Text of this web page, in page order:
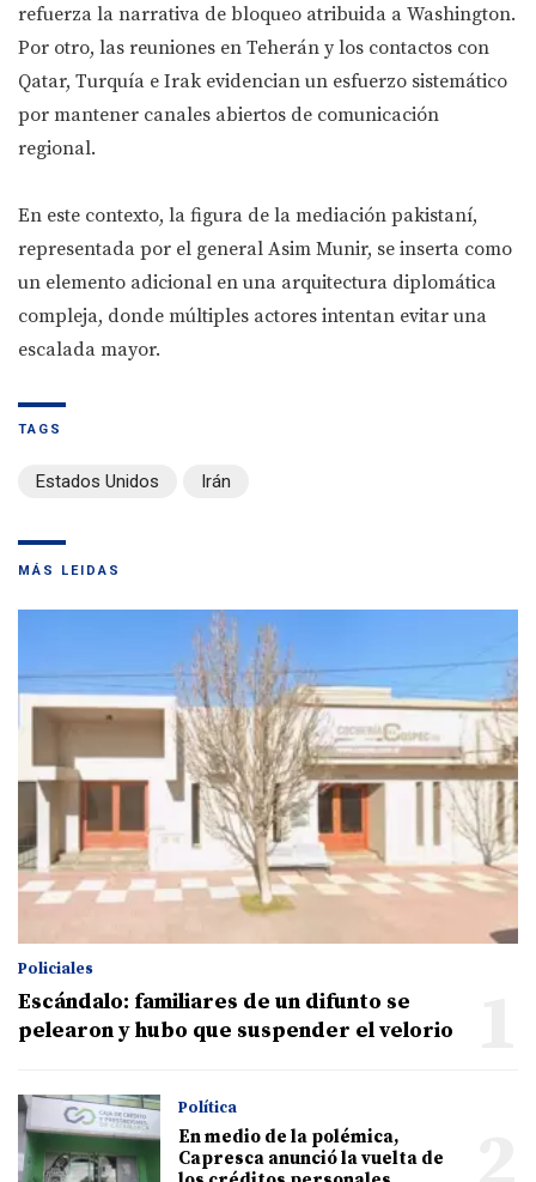
refuerza la narrativa de bloqueo atribuida a Washington.
Por otro, las reuniones en Teherán y los contactos con
Qatar, Turquía e Irak evidencian un esfuerzo sistemático
por mantener canales abiertos de comunicación
regional.
En este contexto, la figura de la mediación pakistaní,
representada por el general Asim Munir, se inserta como
un elemento adicional en una arquitectura diplomática
compleja, donde múltiples actores intentan evitar una
escalada mayor.
TAGS
Estados Unidos Irán
MÁS LEIDAS
Policiales
Escándalo: familiares de un difunto se
pelearon y hubo que suspender el velorio
Política
En medio de la polémica,
Capresca anunció la vuelta de